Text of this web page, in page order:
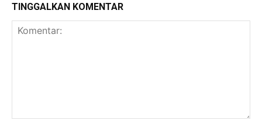
TINGGALKAN KOMENTAR